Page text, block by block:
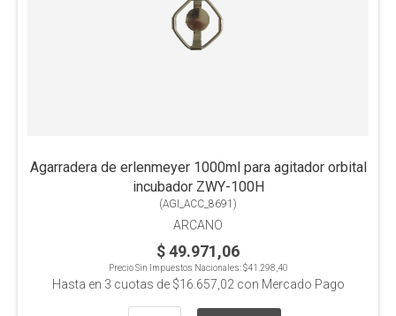
Agarradera de erlenmeyer 1000ml para agitador orbital
incubador ZWY-100H
(AGI_ACC_8691 )
ARCANO
$ 49.971,06
Precio Sin Impuestos Nacionales:$41.298,40
Hasta en 3 cuotas de $16.657,02con Mercado Pago